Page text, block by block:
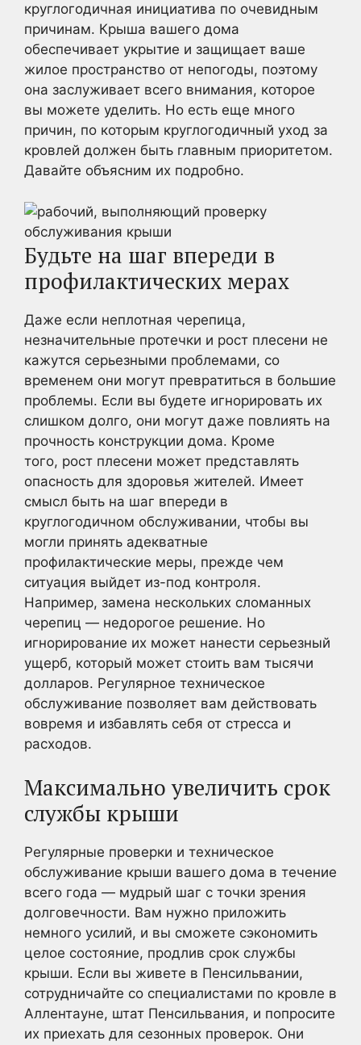
круглогодичная инициатива по очевидным
причинам. Крыша вашего дома
обеспечивает укрытие и защищает ваше
жилое пространство от непогоды, поэтому
она заслуживает всего внимания, которое
вы можете уделить. Но есть еще много
причин, по которым круглогодичный уход за
кровлей должен быть главным приоритетом.
Давайте объясним их подробно.
Будьте на шаг впереди в
профилактических мерах
Даже если неплотная черепица,
незначительные протечки и рост плесени не
кажутся серьезными проблемами, со
временем они могут превратиться в большие
проблемы. Если вы будете игнорировать их
слишком долго, они могут даже повлиять на
прочность конструкции дома. Кроме
того, рост плесени может представлять
опасность для здоровья жителей. Имеет
смысл быть на шаг впереди в
круглогодичном обслуживании, чтобы вы
могли принять адекватные
профилактические меры, прежде чем
ситуация выйдет из-под контроля.
Например, замена нескольких сломанных
черепиц — недорогое решение. Но
игнорирование их может нанести серьезный
ущерб, который может стоить вам тысячи
долларов. Регулярное техническое
обслуживание позволяет вам действовать
вовремя и избавлять себя от стресса и
расходов.
Максимально увеличить срок
службы крыши
Регулярные проверки и техническое
обслуживание крыши вашего дома в течение
всего года — мудрый шаг с точки зрения
долговечности. Вам нужно приложить
немного усилий, и вы сможете сэкономить
целое состояние, продлив срок службы
крыши. Если вы живете в Пенсильвании,
сотрудничайте со специалистами по кровле в
Аллентауне, штат Пенсильвания, и попросите
их приехать для сезонных проверок. Они